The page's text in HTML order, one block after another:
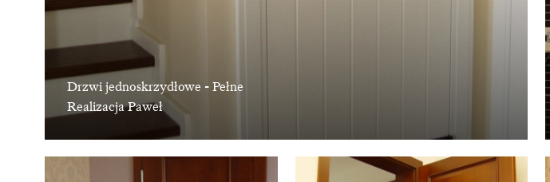
Drzwi jednoskrzydłowe - Pełne
Realizacja Paweł